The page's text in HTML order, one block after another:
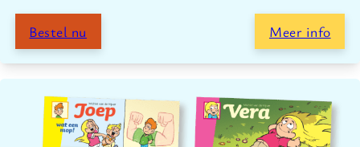
Bestel nu Meer info